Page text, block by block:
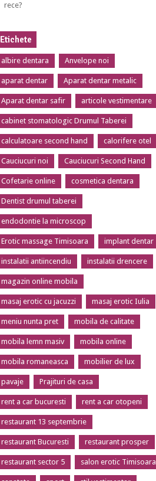
rece?
Etichete
albire dentara Anvelope noi
aparat dentar Aparat dentar metalic
Aparat dentar safir articole vestimentare
cabinet stomatologic Drumul Taberei
calculatoare second hand calorifere otel
Cauciucuri noi Cauciucuri Second Hand
Cofetarie online cosmetica dentara
Dentist drumul taberei
endodontie la microscop
Erotic massage Timisoara implant dentar
instalatii antiincendiu instalatii drencere
magazin online mobila
masaj erotic cu jacuzzi masaj erotic Iulia
meniu nunta pret mobila de calitate
mobila lemn masiv mobila online
mobila romaneasca mobilier de lux
pavaje Prajituri de casa
rent a car bucuresti rent a car otopeni
restaurant 13 septembrie
restaurant Bucuresti restaurant prosper
restaurant sector 5 salon erotic Timisoara